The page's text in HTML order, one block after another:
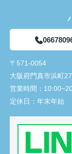
〒571-0054
大阪府門真市浜町
営業時間：
定休日： 年末年始